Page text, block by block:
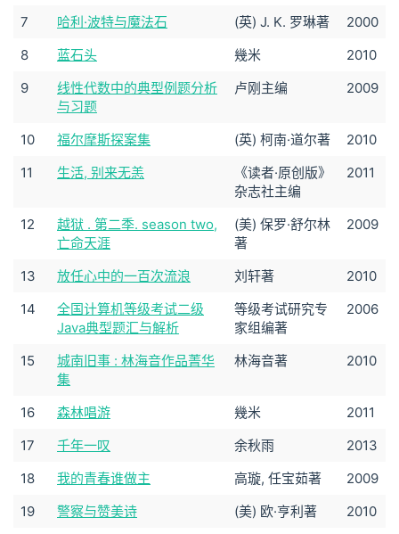
7 哈利·波特与魔法石 (英) J. K. 罗琳著
2000
8
蓝石头 幾米
2010
9
线性代数中的典型例题分析
与习题
卢刚主编 2009
10 福尔摩斯探案集 (英) 柯南·道尔著
2010
11
生活, 别来无恙
《读者·原创版》
杂志社主编
2011
12
越狱 . 第二季. season two,
亡命天涯
(美) 保罗·舒尔林
著
2009
13 放任心中的一百次流浪 刘轩著
2010
14
全国计算机等级考试二级
Java典型题汇与解析
等级考试研究专
家组编著
2006
15
城南旧事 : 林海音作品菁华
集
林海音著 2010
16 森林唱游 幾米
2011
17
千年一叹 余秋雨
2013
18
我的青春谁做主 高璇, 任宝茹著
2009
19
警察与赞美诗 (美) 欧·亨利著 2010